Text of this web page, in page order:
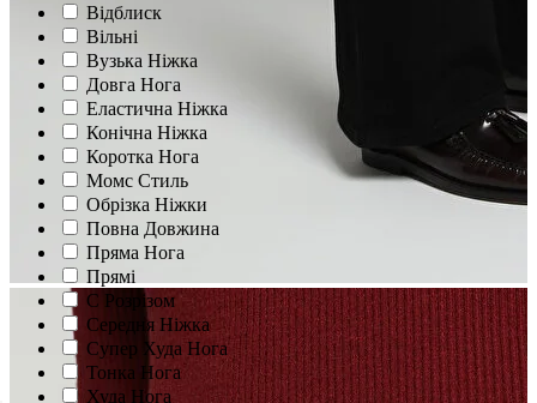
Відблиск
Вільні
Вузька Ніжка
Довга Нога
Еластична Ніжка
Конічна Ніжка
Коротка Нога
Момс Стиль
Обрізка Ніжки
Повна Довжина
Пряма Нога
Прямі
С Розрізом
Середня Ніжка
Супер Худа Нога
Тонка Нога
Худа Нога